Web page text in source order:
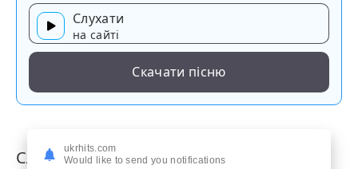
Слухати
на сайті
Скачати пісню
Слова пісні
ukrhits.com
Would like to send you notifications